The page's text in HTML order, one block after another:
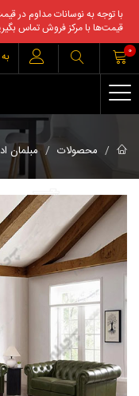
با توجه به نوسانات مداوم در
قیمت‌ها با مرکز فروش تماس
0
محصولات مبلمان